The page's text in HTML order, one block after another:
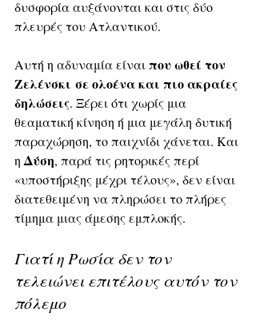
δυσφορία αυξάνονται και στις δύο
πλευρές του Ατλαντικού.
Αυτή η αδυναμία είναι που ωθεί τον
Ζελένσκι σε ολοένα και πιο ακραίες
δηλώσεις. Ξέρει ότι χωρίς μια
θεαματική κίνηση ή μια μεγάλη δυτική
παραχώρηση, το παιχνίδι χάνεται. Και
η Δύση, παρά τις ρητορικές περί
«υποστήριξης μέχρι τέλους», δεν είναι
διατεθειμένη να πληρώσει το πλήρες
τίμημα μιας άμεσης εμπλοκής.
Γιατί η Ρωσία δεν τον
τελειώνει επιτέλους αυτόν τον
πόλεμο